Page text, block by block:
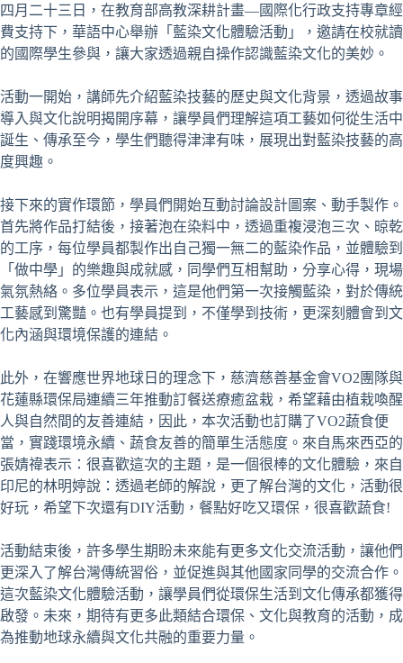
四月二十三日，在教育部高教深耕計畫—國際化行政支持專章經
費支持下，華語中心舉辦「藍染文化體驗活動」，邀請在校就讀
的國際學生參與，讓大家透過親自操作認識藍染文化的美妙。
活動一開始，講師先介紹藍染技藝的歷史與文化背景，透過故事
導入與文化說明揭開序幕，讓學員們理解這項工藝如何從生活中
誕生、傳承至今，學生們聽得津津有味，展現出對藍染技藝的高
度興趣。
接下來的實作環節，學員們開始互動討論設計圖案、動手製作。
首先將作品打結後，接著泡在染料中，透過重複浸泡三次、晾乾
的工序，每位學員都製作出自己獨一無二的藍染作品，並體驗到
「做中學」的樂趣與成就感，同學們互相幫助，分享心得，現場
氣氛熱絡。多位學員表示，這是他們第一次接觸藍染，對於傳統
工藝感到驚豔。也有學員提到，不僅學到技術，更深刻體會到文
化內涵與環境保護的連結。
此外，在響應世界地球日的理念下，慈濟慈善基金會VO2團隊與
花蓮縣環保局連續三年推動訂餐送療癒盆栽，希望藉由植栽喚醒
人與自然間的友善連結，因此，本次活動也訂購了VO2蔬食便
當，實踐環境永續、蔬食友善的簡單生活態度。來自馬來西亞的
張婧禕表示：很喜歡這次的主題，是一個很棒的文化體驗，來自
印尼的林明婷說：透過老師的解說，更了解台灣的文化，活動很
好玩，希望下次還有DIY活動，餐點好吃又環保，很喜歡蔬食!
活動結束後，許多學生期盼未來能有更多文化交流活動，讓他們
更深入了解台灣傳統習俗，並促進與其他國家同學的交流合作。
這次藍染文化體驗活動，讓學員們從環保生活到文化傳承都獲得
啟發。未來，期待有更多此類結合環保、文化與教育的活動，成
為推動地球永續與文化共融的重要力量。